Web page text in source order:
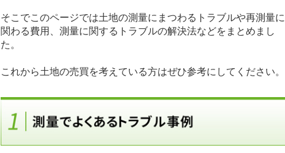
そこでこのページでは土地の測量にまつわるトラブルや再測量に
関わる費用、測量に関するトラブルの解決法などをまとめまし
た。
これから土地の売買を考えている方はぜひ参考にしてください。